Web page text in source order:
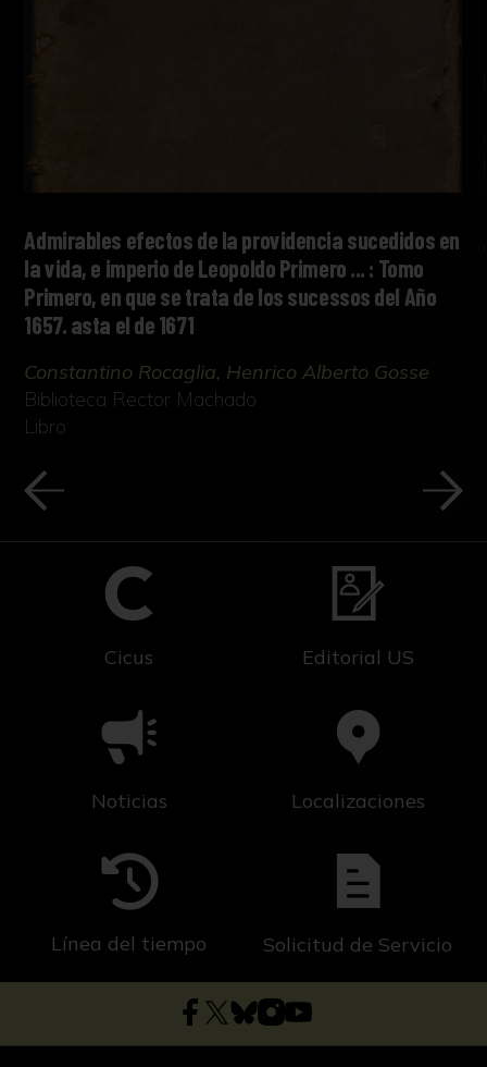
Admirables efectos de la providencia sucedidos en
la vida, e imperio de Leopoldo Primero ... : Tomo
Primero, en que se trata de los sucessos del Año
1657. asta el de 1671
Constantino Rocaglia, Henrico Alberto Gosse
Biblioteca Rector Machado
Libro
Cicus Editorial US
Noticias Localizaciones
Línea del tiempo Solicitud de Servicio